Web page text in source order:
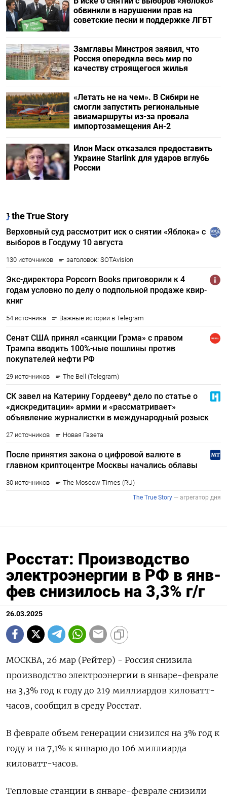
обвинили в нарушении прав на
советские песни и поддержке ЛГБТ
Замглавы Минстроя заявил, что
Россия опередила весь мир по
качеству строящегося жилья
«Летать не на чем». В Сибири не
смогли запустить региональные
авиамаршруты из-за провала
импортозамещения Ан-2
Илон Маск отказался предоставить
Украине Starlink для ударов вглубь
России
Росстат: Производство
электроэнергии в РФ в янв-
фев снизилось на 3,3% г/г
26.03.2025
МОСКВА, 26 мар (Рейтер) - Россия снизила
производство электроэнергии в январе-феврале
на 3,3% год к году до 219 миллиардов киловатт-
часов, сообщил в среду Росстат.
В феврале объем генерации снизился на 3% год к
году и на 7,1% к январю до 106 миллиарда
киловатт-часов.
Тепловые станции в январе-феврале снизили